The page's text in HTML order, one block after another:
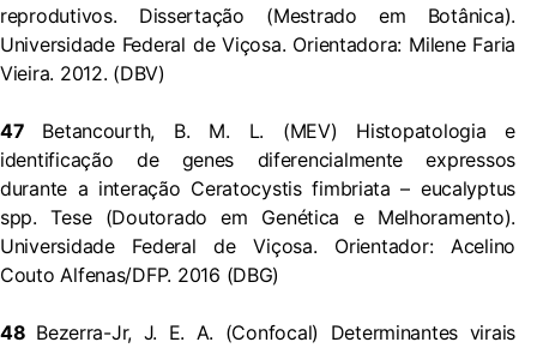
reprodutivos. Dissertação (Mestrado em Botânica).
Universidade Federal de Viçosa. Orientadora: Milene Faria
Vieira. 2012. (DBV)
47 Betancourth, B. M. L. (MEV) Histopatologia e
identificação de genes diferencialmente expressos
durante a interação Ceratocystis fimbriata – eucalyptus
spp. Tese (Doutorado em Genética e Melhoramento).
Universidade Federal de Viçosa. Orientador: Acelino
Couto Alfenas/DFP. 2016 (DBG)
48 Bezerra-Jr, J. E. A. (Confocal) Determinantes virais